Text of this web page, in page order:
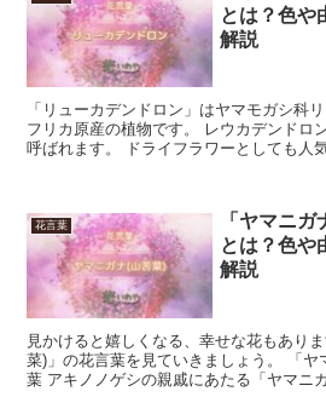
とは？色や
解説
「リューカデンドロン」はヤマモガシ科
フリカ原産の植物です。 レウカデンドロ
呼ばれます。 ドライフラワーとしても人
花言葉
「ヤマニ
とは？色や
解説
見かけると嬉しくなる、幸せな花もあり
菜)」の花言葉を見ていきましょう。 「ヤ
葉 アキノノゲシの親戚にあたる「ヤマニ